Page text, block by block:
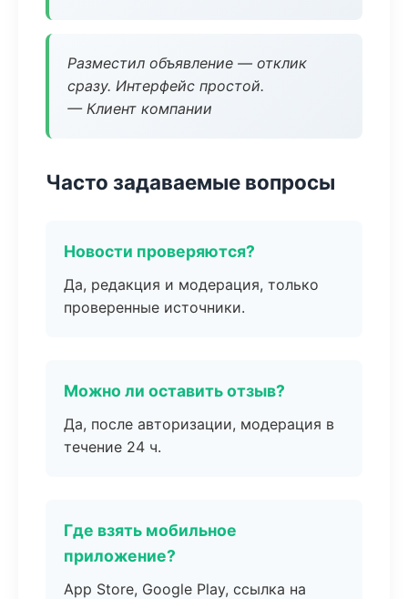
Разместил объявление — отклик
сразу. Интерфейс простой.
— Клиент компании
Часто задаваемые вопросы
Новости проверяются?
Да, редакция и модерация, только
проверенные источники.
Можно ли оставить отзыв?
Да, после авторизации, модерация в
течение 24 ч.
Где взять мобильное
приложение?
App Store, Google Play, ссылка на